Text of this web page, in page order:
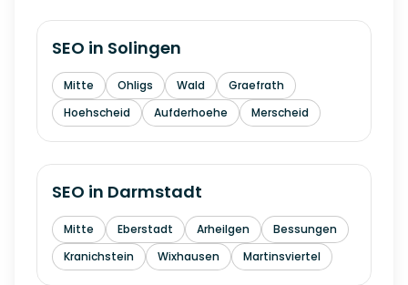
SEO in Solingen
Mitte Ohligs Wald
Graefrath
Hoehscheid
Aufderhoehe Merscheid
SEO in Darmstadt
Mitte Eberstadt Arheilgen
Bessungen
Kranichstein
Wixhausen Martinsviertel